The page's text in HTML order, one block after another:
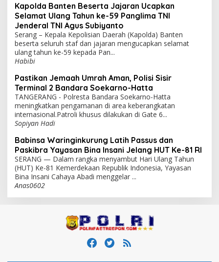
Kapolda Banten Beserta Jajaran Ucapkan
Selamat Ulang Tahun ke-59 Panglima TNI
Jenderal TNI Agus Subiyanto
Serang – Kepala Kepolisian Daerah (Kapolda) Banten
beserta seluruh staf dan jajaran mengucapkan selamat
ulang tahun ke-59 kepada Pan...
Habibi
Pastikan Jemaah Umrah Aman, Polisi Sisir
Terminal 2 Bandara Soekarno-Hatta
TANGERANG - Polresta Bandara Soekarno-Hatta
meningkatkan pengamanan di area keberangkatan
internasional.Patroli khusus dilakukan di Gate 6...
Sopiyan Hadi
Babinsa Waringinkurung Latih Passus dan
Paskibra Yayasan Bina Insani Jelang HUT Ke-81 RI
SERANG — Dalam rangka menyambut Hari Ulang Tahun
(HUT) Ke-81 Kemerdekaan Republik Indonesia, Yayasan
Bina Insani Cahaya Abadi menggelar ...
Anas0602